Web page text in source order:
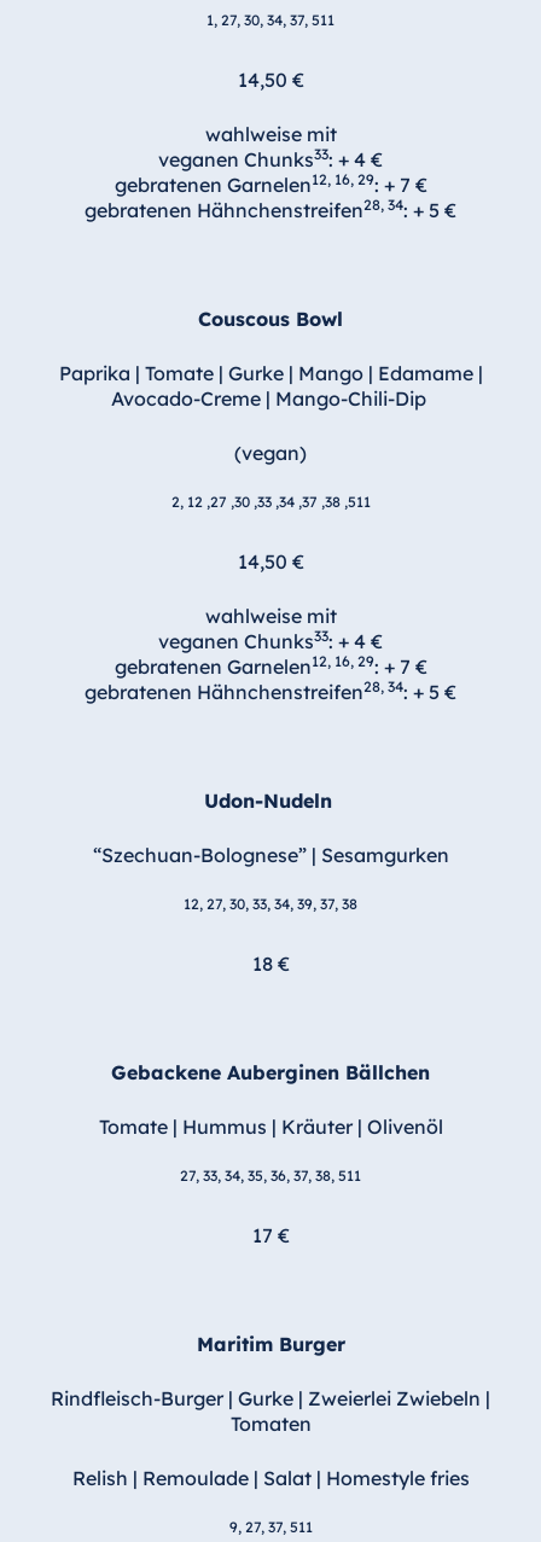
1, 27, 30, 34, 37, 511
14,50 €
wahlweise mit
veganen Chunks33: + 4 €
gebratenen Garnelen12, 16, 29: + 7 €
gebratenen Hähnchenstreifen28, 34: + 5 €
Couscous Bowl
Paprika | Tomate | Gurke | Mango | Edamame |
Avocado-Creme | Mango-Chili-Dip
(vegan)
2, 12 ,27 ,30 ,33 ,34 ,37 ,38 ,511
14,50 €
wahlweise mit
veganen Chunks33: + 4 €
gebratenen Garnelen12, 16, 29: + 7 €
gebratenen Hähnchenstreifen28, 34: + 5 €
Udon-Nudeln
“Szechuan-Bolognese” | Sesamgurken
12, 27, 30, 33, 34, 39, 37, 38
18 €
Gebackene Auberginen Bällchen
Tomate | Hummus | Kräuter | Olivenöl
27, 33, 34, 35, 36, 37, 38, 511
17 €
Maritim Burger
Rindfleisch-Burger | Gurke | Zweierlei Zwiebeln |
Tomaten
Relish | Remoulade | Salat | Homestyle fries
9, 27, 37, 511